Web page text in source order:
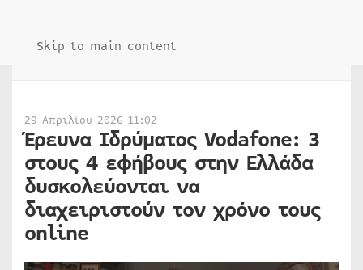
Skip to main content
29 Απριλίου 2026 11:02
Έρευνα Ιδρύματος Vodafone: 3
στους 4 εφήβους στην Ελλάδα
δυσκολεύονται να
διαχειριστούν τον χρόνο τους
online